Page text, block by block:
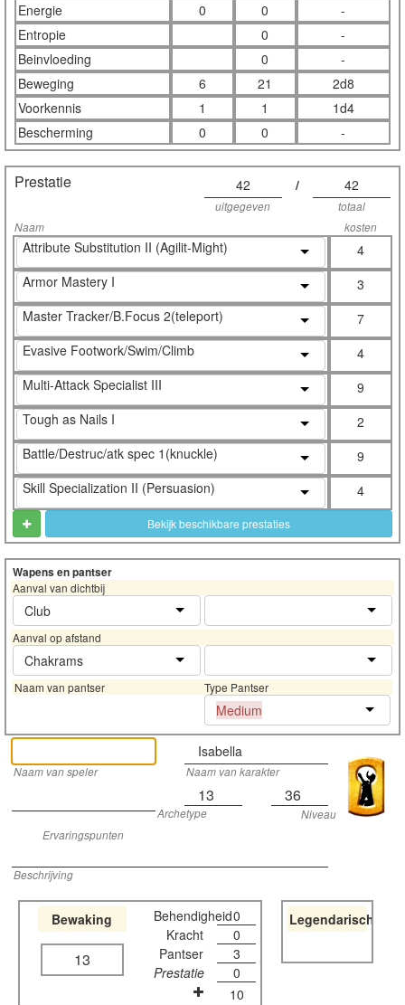
Energie
0 0
-
Entropie
0
-
Beinvloeding
0
-
Beweging
6 21
2d8
Voorkennis
1 1
1d4
Bescherming
0 0 -
Prestatie 42 / 42
uitgegeven
totaal
Naam
kosten
Attribute Substitution II (Agilit-Might)
4
Armor Mastery I
3
Master Tracker/B.Focus 2(teleport)
7
Evasive Footwork/Swim/Climb
4
Multi-Attack Specialist III
9
Tough as Nails I
2
Battle/Destruc/atk spec 1(knuckle)
9
Skill Specialization II (Persuasion)
4
Bekijk beschikbare prestaties
Wapens en pantser
Aanval van dichtbij
Club
Aanval op afstand
Chakrams
Naam van pantser Type Pantser
Medium
Isabella
Naam van speler Naam van karakter
13 36
Archetype
Niveau
Ervaringspunten
Beschrijving
Bewaking
13
Behendigheid0
Kracht
0
Pantser
3
Prestatie
0
10
Legendarisch